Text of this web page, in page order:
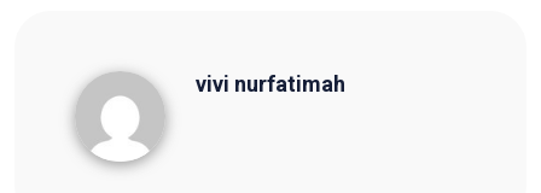
vivi nurfatimah